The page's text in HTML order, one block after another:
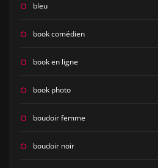
bleu
book comédien
book en ligne
book photo
boudoir femme
boudoir noir